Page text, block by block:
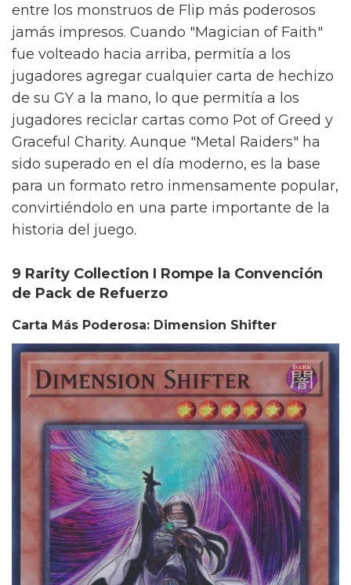
entre los monstruos de Flip más poderosos
jamás impresos. Cuando "Magician of Faith"
fue volteado hacia arriba, permitía a los
jugadores agregar cualquier carta de hechizo
de su GY a la mano, lo que permitía a los
jugadores reciclar cartas como Pot of Greed y
Graceful Charity. Aunque "Metal Raiders" ha
sido superado en el día moderno, es la base
para un formato retro inmensamente popular,
convirtiéndolo en una parte importante de la
historia del juego.
9 Rarity Collection I Rompe la Convención
de Pack de Refuerzo
Carta Más Poderosa: Dimension Shifter